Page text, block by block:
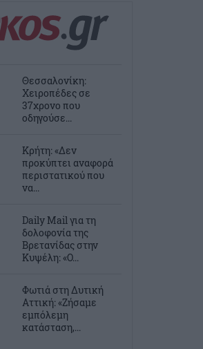
Θεσσαλονίκη:
Χειροπέδες σε
37χρονο που
οδηγούσε...
Κρήτη: «Δεν
προκύπτει αναφορά
περιστατικού που
να...
Daily Mail για τη
δολοφονία της
Βρετανίδας στην
Κυψέλη: «Ο...
Φωτιά στη Δυτική
Αττική: «Ζήσαμε
εμπόλεμη
κατάσταση,...